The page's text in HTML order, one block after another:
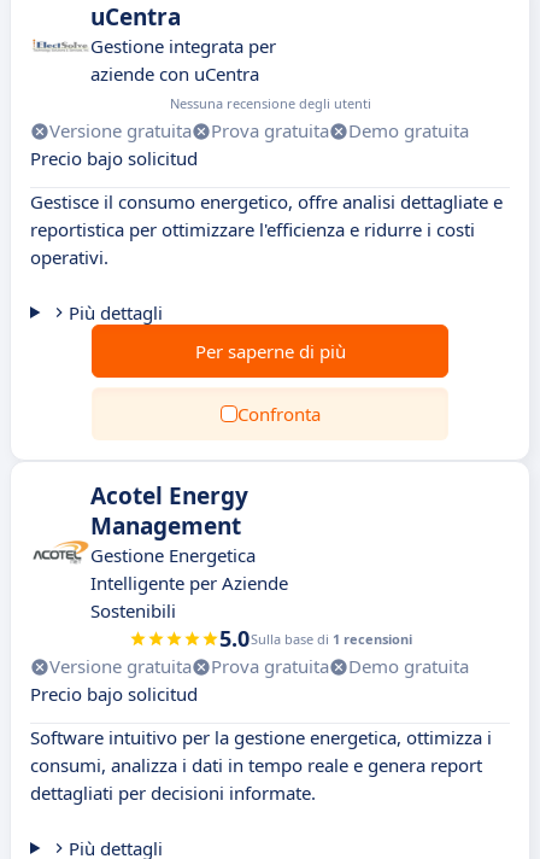
uCentra
Gestione integrata per
aziende con uCentra
Nessuna recensione degli utenti
Versione gratuita Prova gratuita
Demo gratuita
Precio bajo solicitud
Gestisce il consumo energetico, offre analisi dettagliate e
reportistica per ottimizzare l'efficienza e ridurre i costi
operativi.
Più dettagli
Per saperne di più
Confronta
Acotel Energy
Management
Gestione Energetica
Intelligente per Aziende
Sostenibili
5.0Sulla base di 1 recensioni
Versione gratuita Prova gratuita
Demo gratuita
Precio bajo solicitud
Software intuitivo per la gestione energetica, ottimizza i
consumi, analizza i dati in tempo reale e genera report
dettagliati per decisioni informate.
Più dettagli